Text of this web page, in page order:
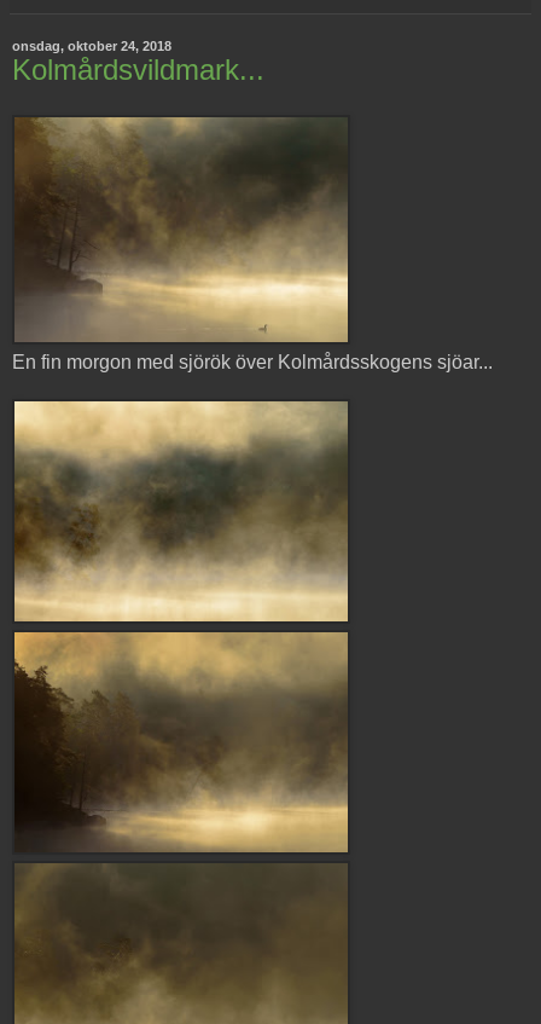
onsdag, oktober 24, 2018
Kolmårdsvildmark...
En fin morgon med sjörök över Kolmårdsskogens sjöar...